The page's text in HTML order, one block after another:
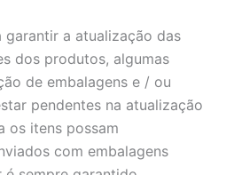
garantir a atualização das
dos produtos, algumas
de embalagens e / ou
pendentes na atualização
os itens possam
com embalagens